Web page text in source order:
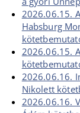
2026.06.15.
Habsburg
2026.06.15.
2026.06.16.
Nikolett
2026.06.16.